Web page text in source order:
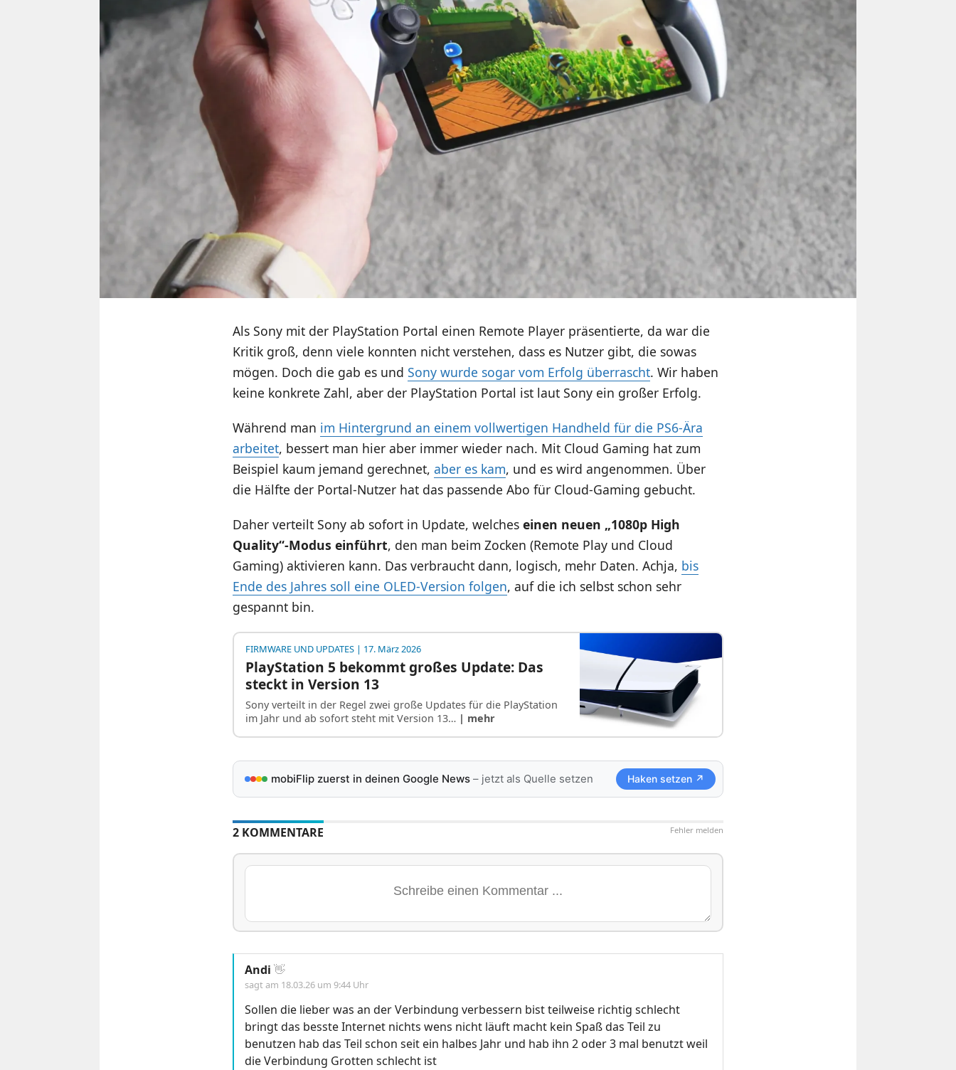
Als Sony mit der PlayStation Portal einen Remote Player präsentierte, da war die
Kritik groß, denn viele konnten nicht verstehen, dass es Nutzer gibt, die sowas
mögen. Doch die gab es und Sony wurde sogar vom Erfolg überrascht. Wir haben
keine konkrete Zahl, aber der PlayStation Portal ist laut Sony ein großer Erfolg.
Während man im Hintergrund an einem vollwertigen Handheld für die PS6-Ära
arbeitet, bessert man hier aber immer wieder nach. Mit Cloud Gaming hat zum
Beispiel kaum jemand gerechnet, aber es kam, und es wird angenommen. Über
die Hälfte der Portal-Nutzer hat das passende Abo für Cloud-Gaming gebucht.
Daher verteilt Sony ab sofort in Update, welches einen neuen „1080p High
Quality“-Modus einführt, den man beim Zocken (Remote Play und Cloud
Gaming) aktivieren kann. Das verbraucht dann, logisch, mehr Daten. Achja, bis
Ende des Jahres soll eine OLED-Version folgen, auf die ich selbst schon sehr
gespannt bin.
FIRMWARE UND UPDATES| 17. März 2026
PlayStation 5 bekommt großes Update: Das
steckt in Version 13
Sony verteilt in der Regel zwei große Updates für die PlayStation
im Jahr und ab sofort steht mit Version 13… | mehr
mobiFlip zuerst in deinen Google News– jetzt als Quelle setzen Haken setzen ↗
Fehler melden
2 KOMMENTARE
Andi 👋
sagt am 18.03.26 um 9:44 Uhr
Sollen die lieber was an der Verbindung verbessern bist teilweise richtig schlecht
bringt das besste Internet nichts wens nicht läuft macht kein Spaß das Teil zu
benutzen hab das Teil schon seit ein halbes Jahr und hab ihn 2 oder 3 mal benutzt weil
die Verbindung Grotten schlecht ist